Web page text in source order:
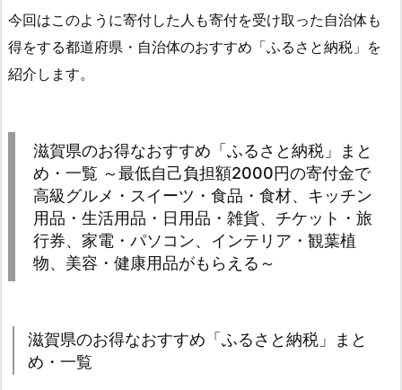
今回はこのように寄付した人も寄付を受け取った自治体も
得をする都道府県・自治体のおすすめ「ふるさと納税」を
紹介します。
滋賀県のお得なおすすめ「ふるさと納税」まと
め・一覧 ～最低自己負担額2000円の寄付金で
高級グルメ・スイーツ・食品・食材、キッチン
用品・生活用品・日用品・雑貨、チケット・旅
行券、家電・パソコン、インテリア・観葉植
物、美容・健康用品がもらえる～
滋賀県のお得なおすすめ「ふるさと納税」まと
め・一覧